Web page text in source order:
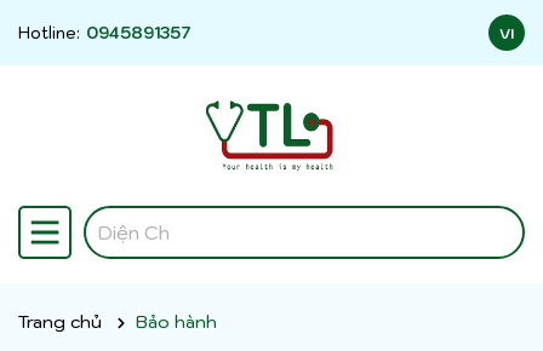
Hotline: 0945891357 VI
Trang chủ Bảo hành